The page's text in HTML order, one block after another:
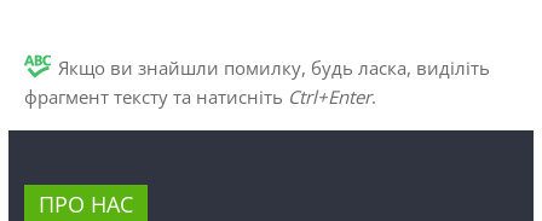
Якщо ви знайшли помилку, будь ласка, виділіть
фрагмент тексту та натисніть Ctrl+Enter.
ПРО НАС